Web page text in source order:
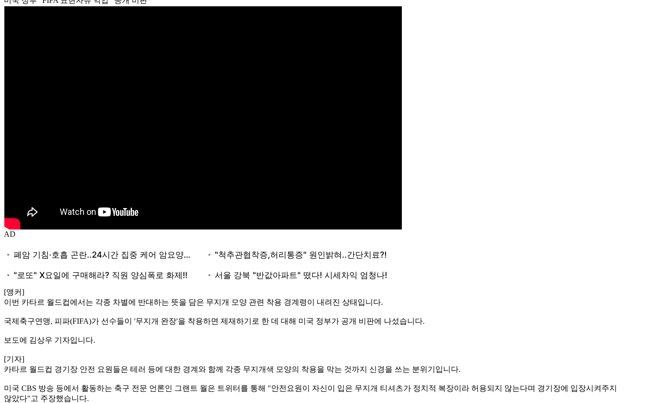
AD
[앵커]
이번 카타르 월드컵에서는 각종 차별에 반대하는 뜻을 담은 무지개 모양 관련 착용 경계령이 내려진 상태입니다.
국제축구연맹, 피파(FIFA)가 선수들이 '무지개 완장'을 착용하면 제재하기로 한 데 대해 미국 정부가 공개 비판에 나섰습니다.
보도에 김상우 기자입니다.
[기자]
카타르 월드컵 경기장 안전 요원들은 테러 등에 대한 경계와 함께 각종 무지개색 모양의 착용을 막는 것까지 신경을 쓰는 분위기입니다.
미국 CBS 방송 등에서 활동하는 축구 전문 언론인 그랜트 월은 트위터를 통해 "안전요원이 자신이 입은 무지개 티셔츠가 정치적 복장이라 허용되지 않는다며 경기장에 입장시켜주지
않았다"고 주장했습니다.